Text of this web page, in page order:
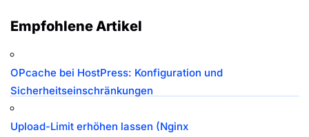
Empfohlene Artikel
OPcache bei HostPress: Konfiguration und
Sicherheitseinschränkungen
Upload-Limit erhöhen lassen (Nginx